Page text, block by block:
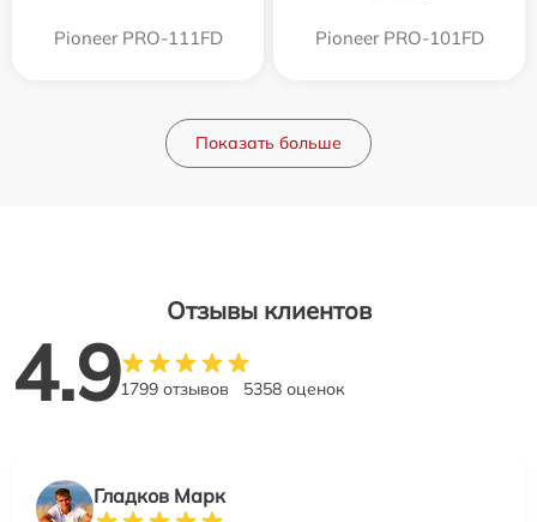
Pioneer PRO-111FD Pioneer PRO-101FD
Показать больше
Отзывы клиентов
4.91799 отзывов 5358 оценок
Гладков Марк